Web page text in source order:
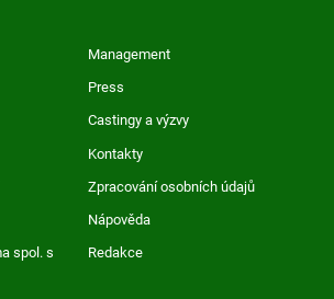
Management
Press
Castingy a výzvy
Kontakty
Zpracování osobních údajů
Nápověda
spol. s
Redakce